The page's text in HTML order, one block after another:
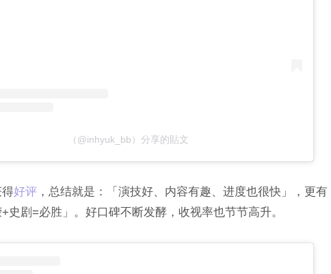
（@inhyuk_bb）分享的貼文
好评‎，总结就是：「演技好、内容有趣、进度也很快」，更有
史剧=必胜」。好口碑不断发酵，收视率也节节高升。